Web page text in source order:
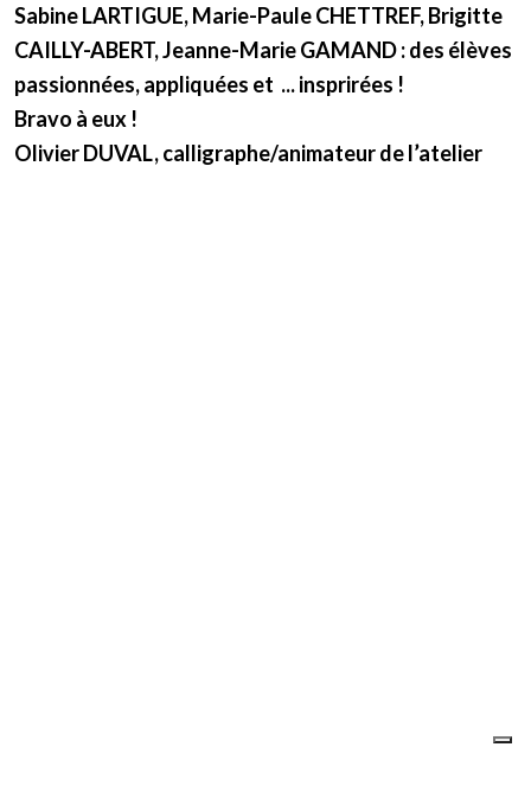
Sabine LARTIGUE, Marie-Paule CHETTREF, Brigitte
CAILLY-ABERT, Jeanne-Marie GAMAND : des élèves
passionnées, appliquées et ... insprirées !
Bravo à eux !
Olivier DUVAL, calligraphe/animateur de l’atelier